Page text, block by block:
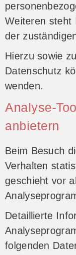
Weiteren steht
der
Hierzu sowie
Datenschutz
wenden.
Analyse-
anbietern
Beim Besuch
Verhalten
geschieht vor
Detaillierte
folgenden